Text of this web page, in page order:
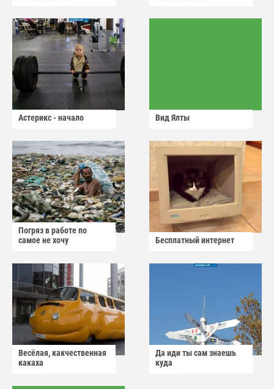
Астерикс - начало Вид Ялты
Погряз в работе по
самое не хочу
Бесплатный интернет
Весёлая, какчественная
какаха
Да иди ты сам знаешь
куда